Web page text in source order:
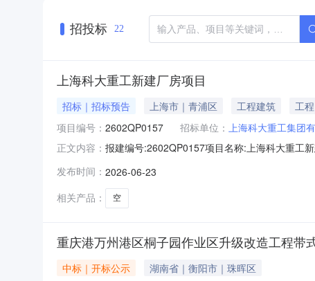
招投标 22
上海科大重工新建厂房项目
招标｜招标预告 上海市｜青浦区 工程建筑 工程
项目编号： 2602QP0157 招标单位： 上海科大重工集团
正文内容： 报建编号:2602QP0157项目名称:上海科大重工
浦区分中心
发布时间： 2026-06-23
相关产品：
空
重庆港万州港区桐子园作业区升级改造工程
中标｜开标公示
湖南省｜衡阳市｜珠晖区